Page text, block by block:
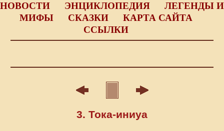
НОВОСТИ ЭНЦИКЛОПЕДИЯ
ЛЕГЕНДЫ И
МИФЫ
СКАЗКИ
КАРТА САЙТА
ССЫЛКИ
3. Тока-иниуа